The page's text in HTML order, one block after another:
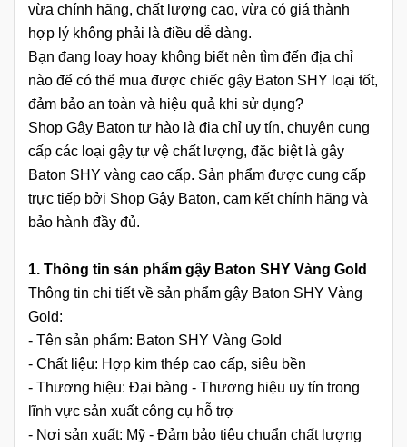
vừa chính hãng, chất lượng cao, vừa có giá thành
hợp lý không phải là điều dễ dàng.
Bạn đang loay hoay không biết nên tìm đến địa chỉ
nào để có thể mua được chiếc gậy Baton SHY loại tốt,
đảm bảo an toàn và hiệu quả khi sử dụng?
Shop Gậy Baton tự hào là địa chỉ uy tín, chuyên cung
cấp các loại gậy tự vệ chất lượng, đặc biệt là gậy
Baton SHY vàng cao cấp. Sản phẩm được cung cấp
trực tiếp bởi Shop Gậy Baton, cam kết chính hãng và
bảo hành đầy đủ.
1. Thông tin sản phẩm gậy Baton SHY Vàng Gold
Thông tin chi tiết về sản phẩm gậy Baton SHY Vàng
Gold:
- Tên sản phẩm: Baton SHY Vàng Gold
- Chất liệu: Hợp kim thép cao cấp, siêu bền
- Thương hiệu: Đại bàng - Thương hiệu uy tín trong
lĩnh vực sản xuất công cụ hỗ trợ
- Nơi sản xuất: Mỹ - Đảm bảo tiêu chuẩn chất lượng